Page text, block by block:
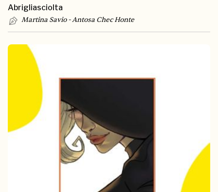
Abrigliasciolta
Martina Savio - Antosa Chec Honte